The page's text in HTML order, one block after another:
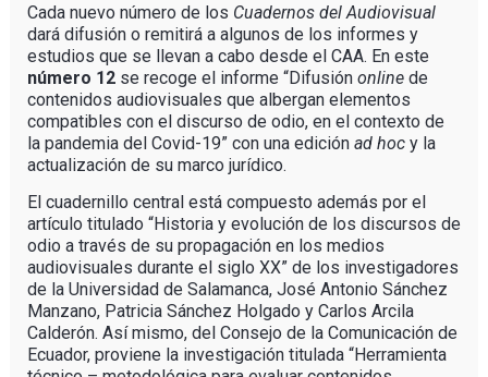
Cada nuevo número de los Cuadernos del Audiovisual
dará difusión o remitirá a algunos de los informes y
estudios que se llevan a cabo desde el CAA. En este
número 12se recoge el informe “Difusión onlinede
contenidos audiovisuales que albergan elementos
compatibles con el discurso de odio, en el contexto de
la pandemia del Covid-19” con una edición ad hocy la
actualización de su marco jurídico.
El cuadernillo central está compuesto además por el
artículo titulado “Historia y evolución de los discursos de
odio a través de su propagación en los medios
audiovisuales durante el siglo XX” de los investigadores
de la Universidad de Salamanca, José Antonio Sánchez
Manzano, Patricia Sánchez Holgado y Carlos Arcila
Calderón. Así mismo, del Consejo de la Comunicación de
Ecuador, proviene la investigación titulada “Herramienta